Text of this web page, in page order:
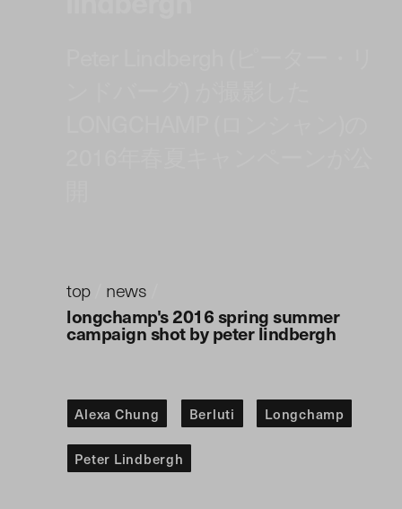
top/ news
longchamp's 2016 spring summer
campaign shot by peter lindbergh
Alexa Chung Berluti Longchamp
Peter Lindbergh